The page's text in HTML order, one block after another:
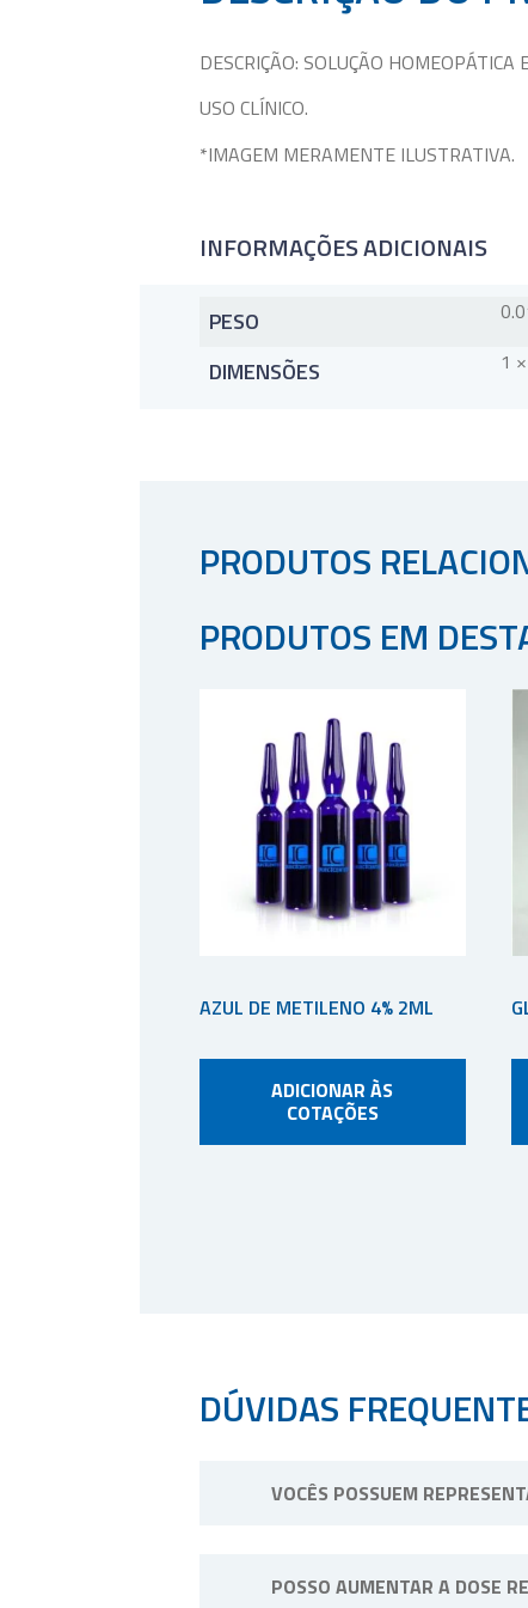
DESCRIÇÃO: SOLUÇÃO
USO CLÍNICO.
*IMAGEM MERAMENTE ILUSTRATIVA.
INFORMAÇÕES ADICIONAIS
PESO
DIMENSÕES 1
PRODUTOS
PRODUTOS EM
AZUL DE METILENO 4% 2ML
ADICIONAR ÀS
COTAÇÕES
DÚVIDAS
VOCÊS POSSUEM
POSSO AUMENTAR A DOSE